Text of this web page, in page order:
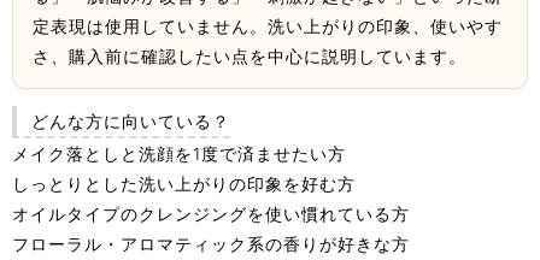
定表現は使用していません。洗い上がりの印象、使いやす
さ、購入前に確認したい点を中心に説明しています。
どんな方に向いている？
メイク落としと洗顔を1度で済ませたい方
しっとりとした洗い上がりの印象を好む方
オイルタイプのクレンジングを使い慣れている方
フローラル・アロマティック系の香りが好きな方